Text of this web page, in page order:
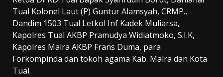
Tual Kolonel Laut (P) Guntur Alamsyah, CRMP.,
Dandim 1503 Tual Letkol Inf Kadek Muliarsa,
Kapolres Tual AKBP Pramudya Widiatmoko, S.I.K,
Kapolres Malra AKBP Frans Duma, para
Forkompinda dan tokoh agama Kab. Malra dan Kota
Tual.